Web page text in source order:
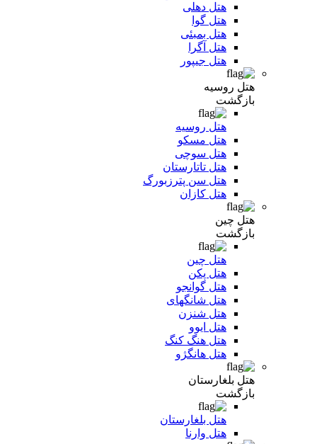
هتل دهلی
هتل گوا
هتل بمبئی
هتل آگرا
هتل جیپور
هتل روسیه
بازگشت
هتل روسیه
هتل مسکو
هتل سوچی
هتل تاتارستان
هتل سن پترزبورگ
هتل کازان
هتل چین
بازگشت
هتل چین
هتل پکن
هتل گوانجو
هتل شانگهای
هتل شنزن
هتل ایوو
هتل هنگ کنگ
هتل هانگژو
هتل بلغارستان
بازگشت
هتل بلغارستان
هتل وارنا